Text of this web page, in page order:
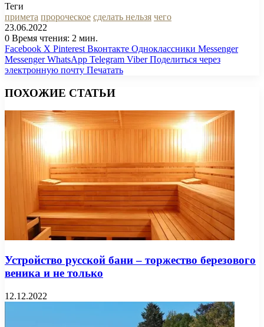
Теги
примета пророческое сделать нельзя чего
23.06.2022
0 Время чтения: 2 мин.
Facebook X Pinterest Вконтакте Одноклассники Messenger
Messenger WhatsApp Telegram Viber Поделиться через
электронную почту Печатать
ПОХОЖИЕ СТАТЬИ
Устройство русской бани – торжество березового
веника и не только
12.12.2022